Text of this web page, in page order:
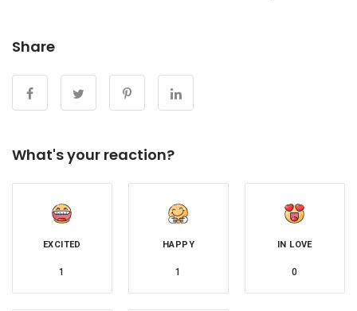
Share
What's your reaction?
EXCITED
1
HAPPY
1
IN LOVE
0